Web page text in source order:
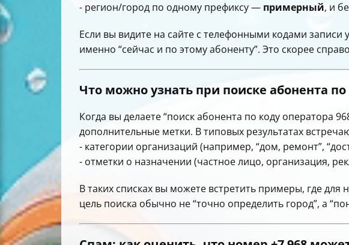
- регион/город по одному префиксу — примерный, и
Если вы видите на сайте с телефонными кодами записи
именно “сейчас и по этому абоненту”. Это скорее
Что можно узнать при поиске абонента по
Когда вы делаете “поиск абонента по коду оператора
дополнительные метки. В типовых результатах
- категории организаций (например, “дом, ремонт”,
- отметки о назначении (частное лицо, организация,
В таких списках вы можете встретить примеры, где для
цель поиска обычно не “точно определить город”, а